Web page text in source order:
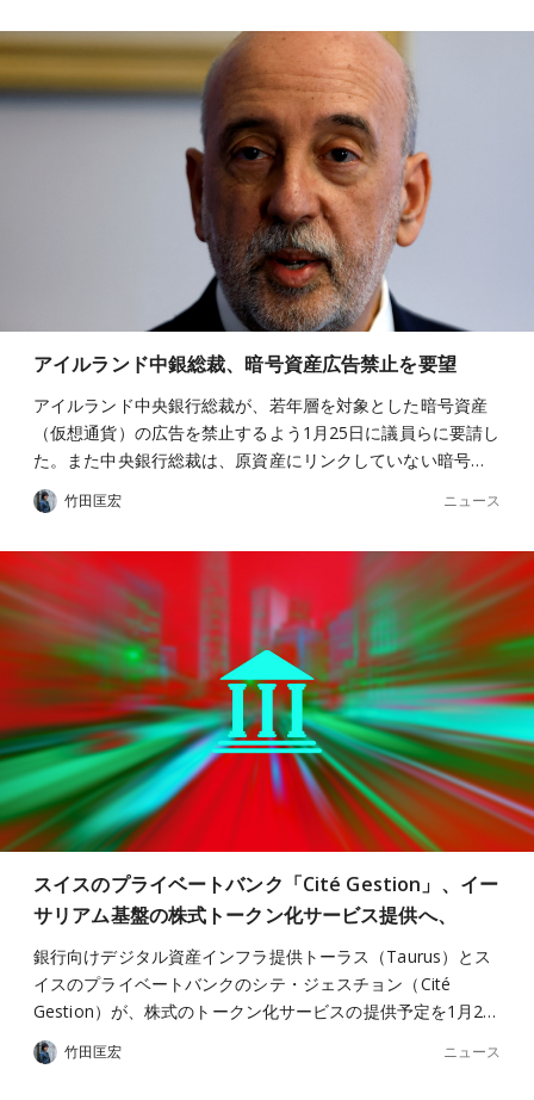
アイルランド中銀総裁、暗号資産広告禁止を要望
アイルランド中央銀行総裁が、若年層を対象とした暗号資産
（仮想通貨）の広告を禁止するよう1月25日に議員らに要請し
た。また中央銀行総裁は、原資産にリンクしていない暗号…
竹田匡宏 ニュース
スイスのプライベートバンク「Cité Gestion」、イー
サリアム基盤の株式トークン化サービス提供へ、
銀行向けデジタル資産インフラ提供トーラス（Taurus）とス
イスのプライベートバンクのシテ・ジェスチョン（Cité
Gestion）が、株式のトークン化サービスの提供予定を1月2…
竹田匡宏 ニュース